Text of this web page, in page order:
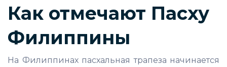
Как отмечают Пасху
Филиппины
На Филиппинах пасхальная трапеза начинается